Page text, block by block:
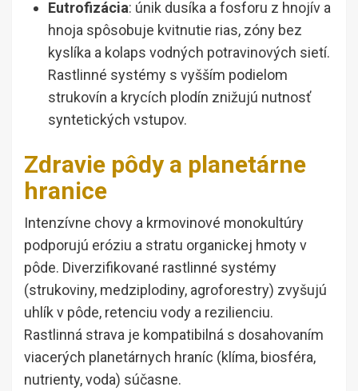
Eutrofizácia: únik dusíka a fosforu z hnojív a
hnoja spôsobuje kvitnutie rias, zóny bez
kyslíka a kolaps vodných potravinových sietí.
Rastlinné systémy s vyšším podielom
strukovín a krycích plodín znižujú nutnosť
syntetických vstupov.
Zdravie pôdy a planetárne
hranice
Intenzívne chovy a krmovinové monokultúry
podporujú eróziu a stratu organickej hmoty v
pôde. Diverzifikované rastlinné systémy
(strukoviny, medziplodiny, agroforestry) zvyšujú
uhlík v pôde, retenciu vody a rezilienciu.
Rastlinná strava je kompatibilná s dosahovaním
viacerých planetárnych hraníc (klíma, biosféra,
nutrienty, voda) súčasne.